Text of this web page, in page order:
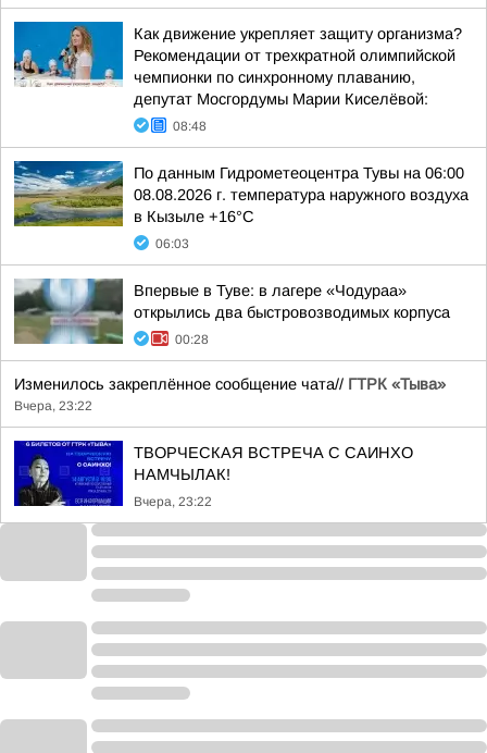
Как движение укрепляет защиту организма?
Рекомендации от трехкратной олимпийской
чемпионки по синхронному плаванию,
депутат Мосгордумы Марии Киселёвой:
08:48
По данным Гидрометеоцентра Тувы на 06:00
08.08.2026 г. температура наружного воздуха
в Кызыле +16°С
06:03
Впервые в Туве: в лагере «Чодураа»
открылись два быстровозводимых корпуса
00:28
Изменилось закреплённое сообщение чата// ГТРК «Тыва»
Вчера, 23:22
ТВОРЧЕСКАЯ ВСТРЕЧА С САИНХО
НАМЧЫЛАК!
Вчера, 23:22